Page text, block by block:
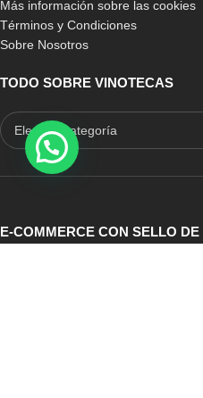
Más información sobre las cookies
Términos y Condiciones
Sobre Nosotros
TODO SOBRE VINOTECAS
E-COMMERCE CON SELLO